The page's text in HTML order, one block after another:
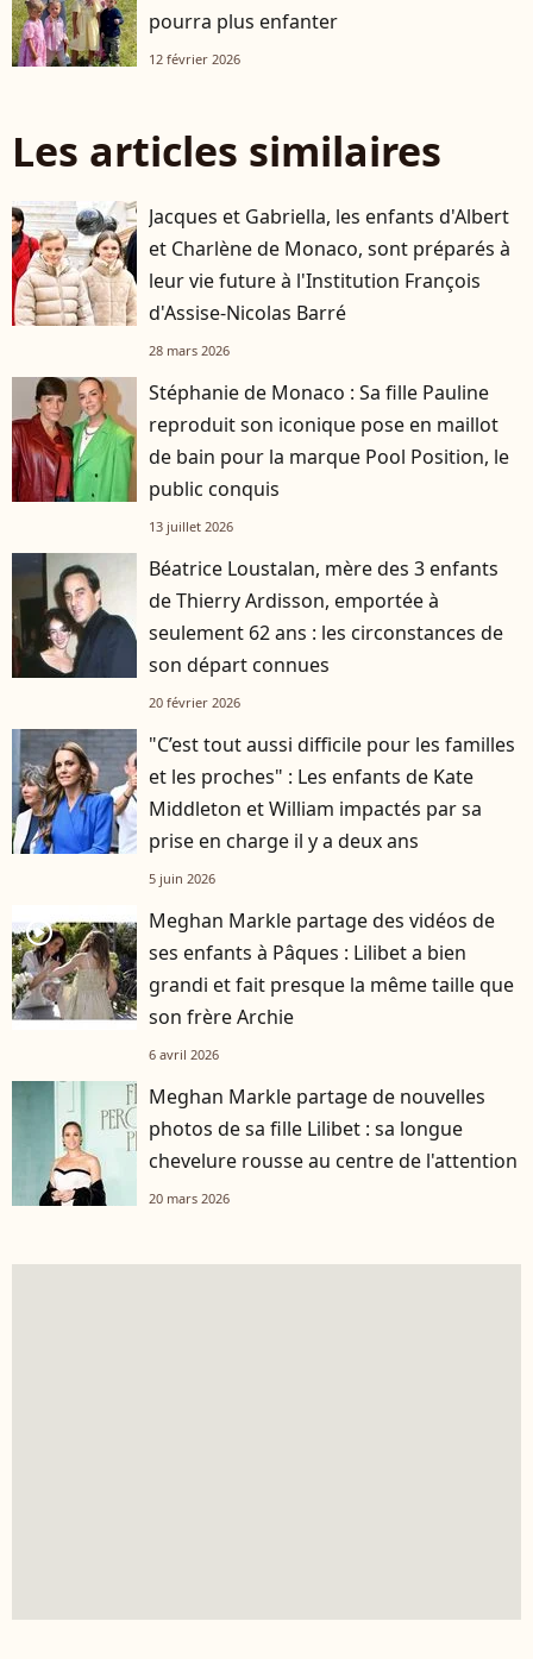
pourra plus enfanter
12 février 2026
Les articles similaires
Jacques et Gabriella, les enfants d'Albert
et Charlène de Monaco, sont préparés à
leur vie future à l'Institution François
d'Assise-Nicolas Barré
28 mars 2026
Stéphanie de Monaco : Sa fille Pauline
reproduit son iconique pose en maillot
de bain pour la marque Pool Position, le
public conquis
13 juillet 2026
Béatrice Loustalan, mère des 3 enfants
de Thierry Ardisson, emportée à
seulement 62 ans : les circonstances de
son départ connues
20 février 2026
"C’est tout aussi difficile pour les familles
et les proches" : Les enfants de Kate
Middleton et William impactés par sa
prise en charge il y a deux ans
5 juin 2026
player2
Meghan Markle partage des vidéos de
ses enfants à Pâques : Lilibet a bien
grandi et fait presque la même taille que
son frère Archie
6 avril 2026
Meghan Markle partage de nouvelles
photos de sa fille Lilibet : sa longue
chevelure rousse au centre de l'attention
20 mars 2026